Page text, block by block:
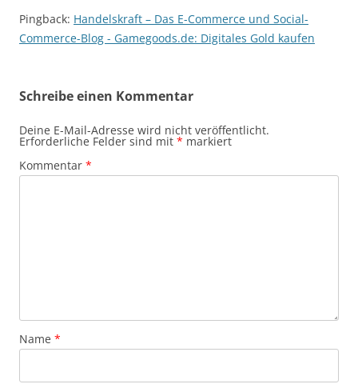
Pingback: Handelskraft – Das E-Commerce und Social-
Commerce-Blog - Gamegoods.de: Digitales Gold kaufen
Schreibe einen Kommentar
Deine E-Mail-Adresse wird nicht veröffentlicht.
Erforderliche Felder sind mit * markiert
Kommentar *
Name *